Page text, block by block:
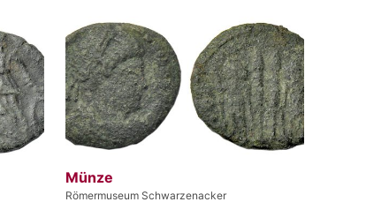
Münze
Römermuseum Schwarzenacker